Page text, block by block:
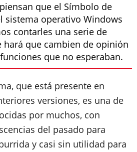
que el Símbolo de
sistema operativo Windows
contarles una serie de
que cambien de opinión
que no esperaban.
que está presente en
versiones, es una de
por muchos, con
del pasado para
y casi sin utilidad para